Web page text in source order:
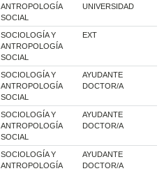
ANTROPOLOGÍA
SOCIAL
UNIVERSIDAD
SOCIOLOGÍA Y
ANTROPOLOGÍA
SOCIAL
EXT
SOCIOLOGÍA Y
ANTROPOLOGÍA
SOCIAL
AYUDANTE
DOCTOR/A
SOCIOLOGÍA Y
ANTROPOLOGÍA
SOCIAL
AYUDANTE
DOCTOR/A
SOCIOLOGÍA Y
ANTROPOLOGÍA
AYUDANTE
DOCTOR/A